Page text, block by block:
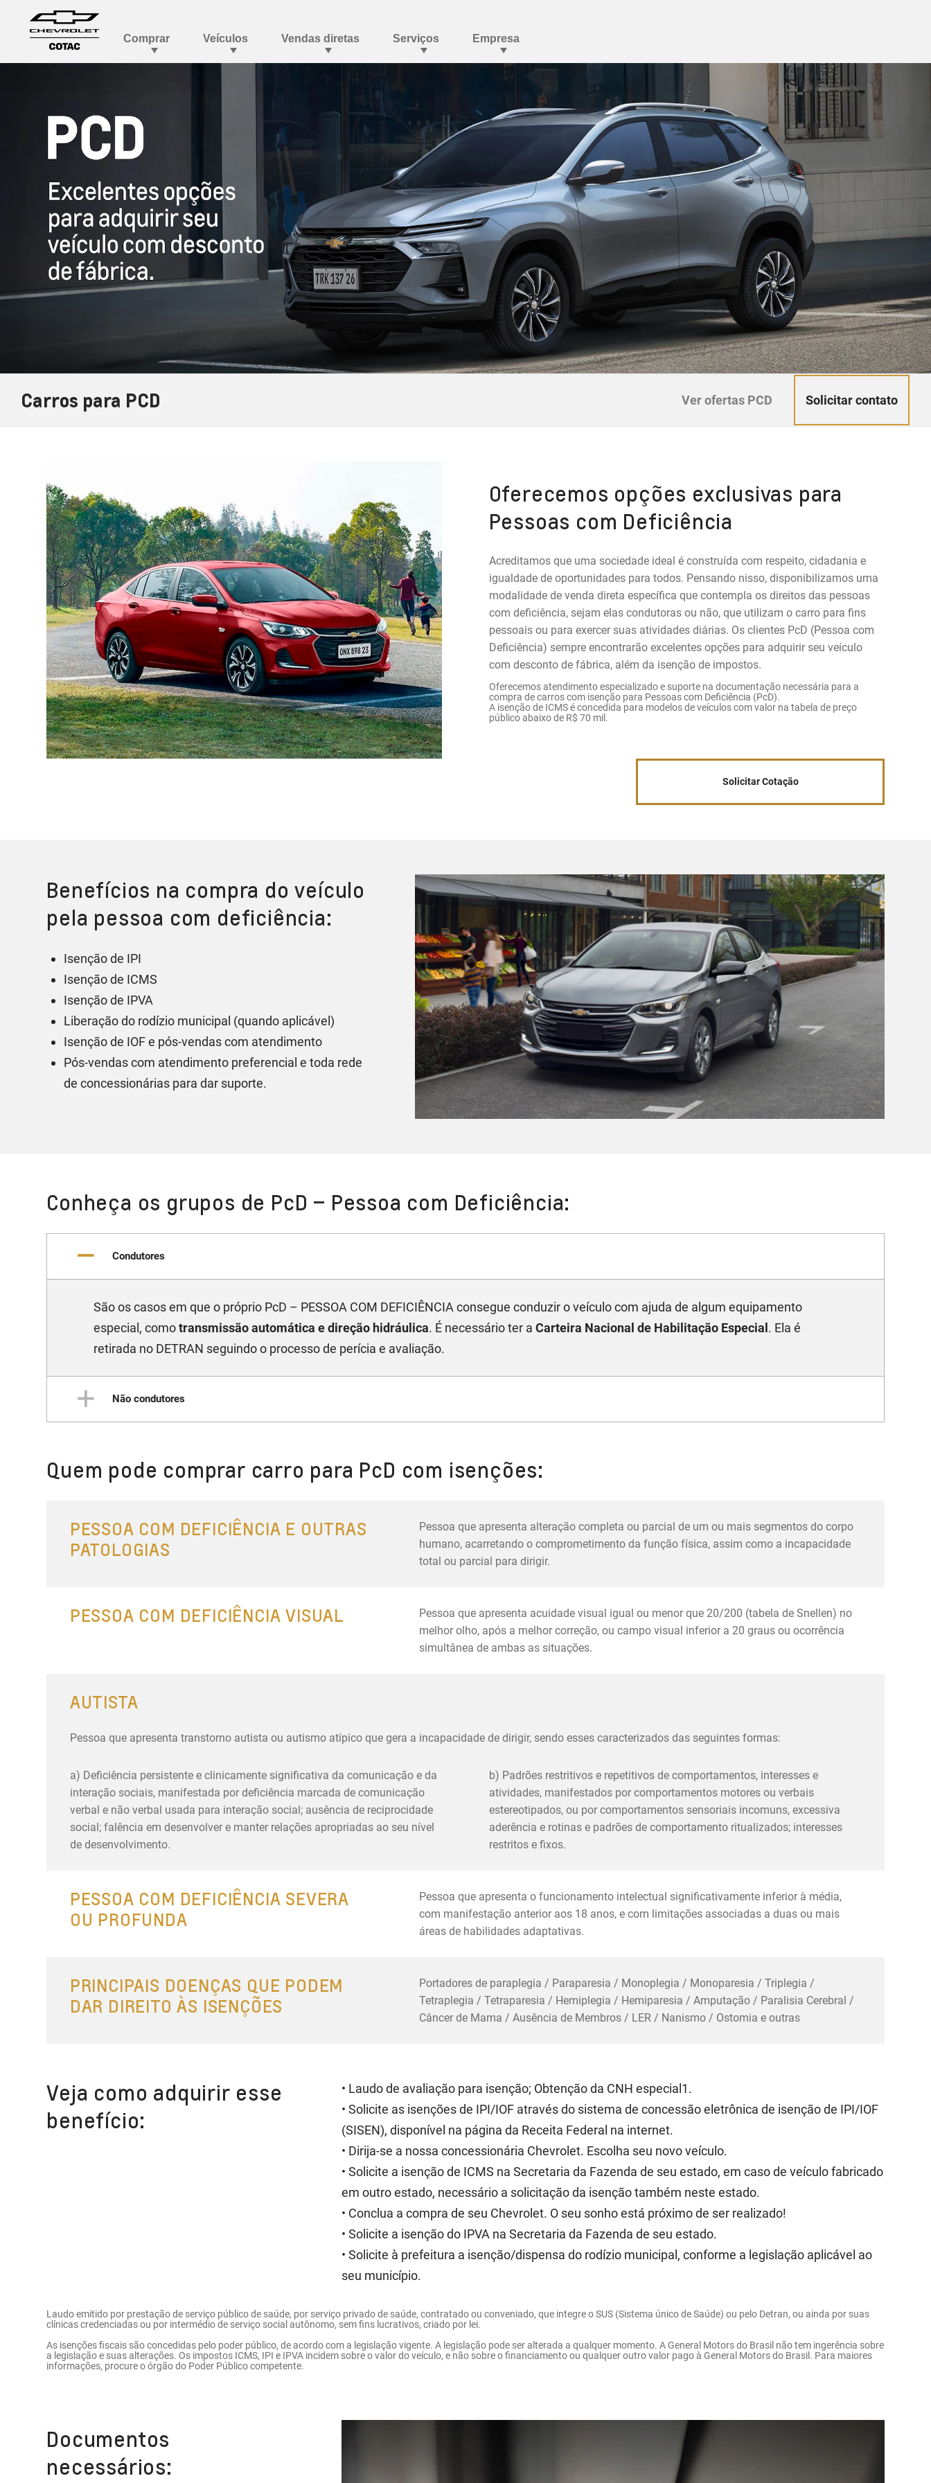
Carros para PCD Ver ofertas PCD Solicitar contato
Oferecemos opções exclusivas para
Pessoas com Deficiência
Acreditamos que uma sociedade ideal é construída com respeito, cidadania e
igualdade de oportunidades para todos. Pensando nisso, disponibilizamos uma
modalidade de venda direta específica que contempla os direitos das pessoas
com deficiência, sejam elas condutoras ou não, que utilizam o carro para fins
pessoais ou para exercer suas atividades diárias. Os clientes PcD (Pessoa com
Deficiência) sempre encontrarão excelentes opções para adquirir seu veículo
com desconto de fábrica, além da isenção de impostos.
Oferecemos atendimento especializado e suporte na documentação necessária para a
compra de carros com isenção para Pessoas com Deficiência (PcD).
A isenção de ICMS é concedida para modelos de veículos com valor na tabela de preço
público abaixo de R$ 70 mil.
Solicitar Cotação
Benefícios na compra do veículo
pela pessoa com deficiência:
Isenção de IPI
Isenção de ICMS
Isenção de IPVA
Liberação do rodízio municipal (quando aplicável)
Isenção de IOF e pós-vendas com atendimento
Pós-vendas com atendimento preferencial e toda rede
de concessionárias para dar suporte.
Conheça os grupos de PcD – Pessoa com Deficiência:
Condutores
São os casos em que o próprio PcD – PESSOA COM DEFICIÊNCIA consegue conduzir o veículo com ajuda de algum equipamento
especial, comotransmissão automática e direção hidráulica. É necessário ter aCarteira Nacional de Habilitação Especial . Ela é
retirada no DETRAN seguindo o processo de perícia e avaliação.
Não condutores
própria deficiência para a atividade. É necessário passar por uma avaliação em serviço médico credenciado pelo SUS ou clínica do
Quem pode comprar carro para PcD com isenções:
PESSOA COM DEFICIÊNCIA E OUTRAS
PATOLOGIAS
Pessoa que apresenta alteração completa ou parcial de um ou mais segmentos do corpo
humano, acarretando o comprometimento da função física, assim como a incapacidade
total ou parcial para dirigir.
PESSOA COM DEFICIÊNCIA VISUAL
Pessoa que apresenta acuidade visual igual ou menor que 20/200 (tabela de Snellen) no
melhor olho, após a melhor correção, ou campo visual inferior a 20 graus ou ocorrência
simultânea de ambas as situações.
AUTISTA
Pessoa que apresenta transtorno autista ou autismo atípico que gera a incapacidade de dirigir, sendo esses caracterizados das seguintes formas:
a) Deficiência persistente e clinicamente significativa da comunicação e da
interação sociais, manifestada por deficiência marcada de comunicação
verbal e não verbal usada para interação social; ausência de reciprocidade
social; falência em desenvolver e manter relações apropriadas ao seu nível
de desenvolvimento.
b) Padrões restritivos e repetitivos de comportamentos, interesses e
atividades, manifestados por comportamentos motores ou verbais
estereotipados, ou por comportamentos sensoriais incomuns, excessiva
aderência e rotinas e padrões de comportamento ritualizados; interesses
restritos e fixos.
PESSOA COM DEFICIÊNCIA SEVERA
OU PROFUNDA
Pessoa que apresenta o funcionamento intelectual significativamente inferior à média,
com manifestação anterior aos 18 anos, e com limitações associadas a duas ou mais
áreas de habilidades adaptativas.
PRINCIPAIS DOENÇAS QUE PODEM
DAR DIREITO ÀS ISENÇÕES
Portadores de paraplegia / Paraparesia / Monoplegia / Monoparesia / Triplegia /
Tetraplegia / Tetraparesia / Hemiplegia / Hemiparesia / Amputação / Paralisia Cerebral /
Câncer de Mama / Ausência de Membros / LER / Nanismo / Ostomia e outras
Veja como adquirir esse
benefício:
• Laudo de avaliação para isenção; Obtenção da CNH especial1.
• Solicite as isenções de IPI/IOF através do sistema de concessão eletrônica de isenção de IPI/IOF
(SISEN), disponível na página da Receita Federal na internet.
• Dirija-se a nossa concessionária Chevrolet. Escolha seu novo veículo.
• Solicite a isenção de ICMS na Secretaria da Fazenda de seu estado, em caso de veículo fabricado
em outro estado, necessário a solicitação da isenção também neste estado.
• Conclua a compra de seu Chevrolet. O seu sonho está próximo de ser realizado!
• Solicite a isenção do IPVA na Secretaria da Fazenda de seu estado.
• Solicite à prefeitura a isenção/dispensa do rodízio municipal, conforme a legislação aplicável ao
seu município.
Laudo emitido por prestação de serviço público de saúde, por serviço privado de saúde, contratado ou conveniado, que integre o SUS (Sistema único de Saúde) ou pelo Detran, ou ainda por suas
clínicas credenciadas ou por intermédio de serviço social autônomo, sem fins lucrativos, criado por lei.
As isenções fiscais são concedidas pelo poder público, de acordo com a legislação vigente. A legislação pode ser alterada a qualquer momento. A General Motors do Brasil não tem ingerência sobre
a legislação e suas alterações. Os impostos ICMS, IPI e IPVA incidem sobre o valor do veículo, e não sobre o financiamento ou qualquer outro valor pago à General Motors do Brasil. Para maiores
informações, procure o órgão do Poder Público competente.
Documentos
necessários: